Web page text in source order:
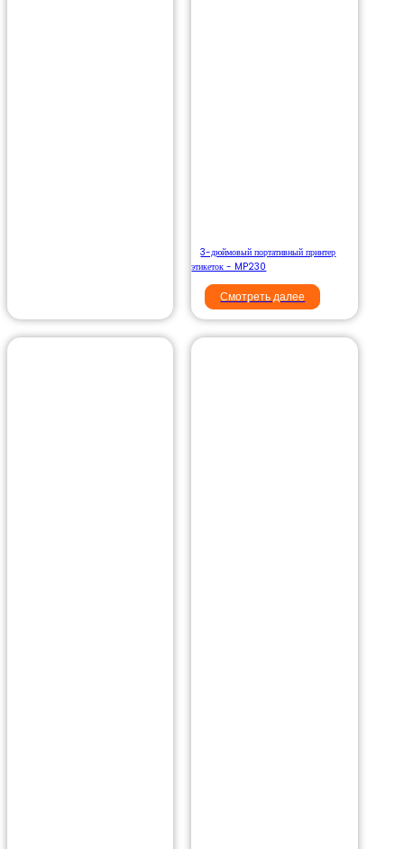
3-дюймовый портативный принтер
этикеток - MP230
Смотреть далее